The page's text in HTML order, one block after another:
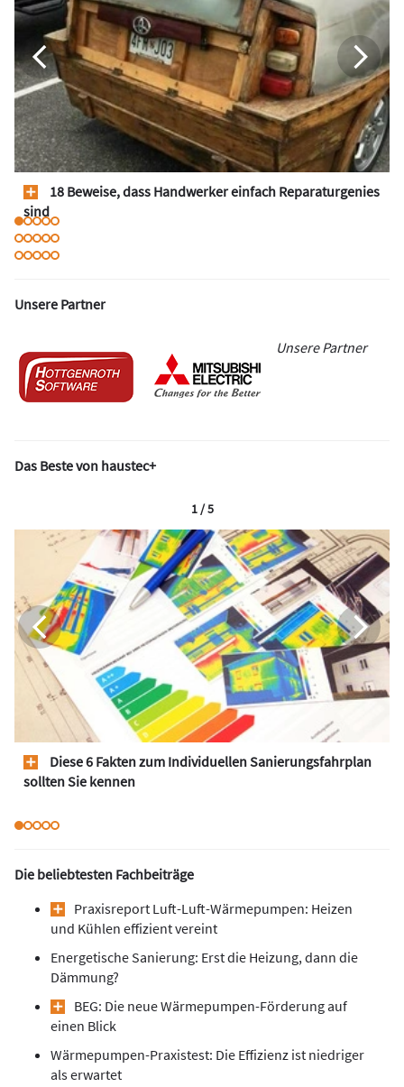
18 Beweise, dass Handwerker einfach Reparaturgenies
sind
Unsere Partner
Unsere Partner
Das Beste von haustec+
Diese 6 Fakten zum Individuellen Sanierungsfahrplan
sollten Sie kennen
1 / 5
Die beliebtesten Fachbeiträge
Praxisreport Luft-Luft-Wärmepumpen: Heizen
und Kühlen effizient vereint
Energetische Sanierung: Erst die Heizung, dann die
Dämmung?
BEG: Die neue Wärmepumpen-Förderung auf
einen Blick
Wärmepumpen-Praxistest: Die Effizienz ist niedriger
als erwartet